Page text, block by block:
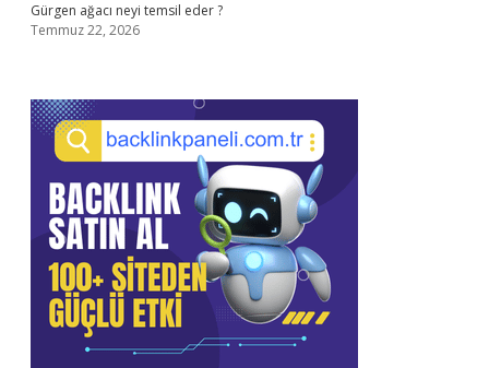
Gürgen ağacı neyi temsil eder ?
Temmuz 22, 2026